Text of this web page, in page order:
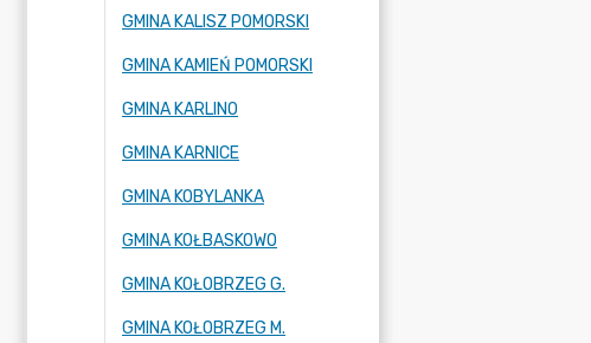
GMINA KALISZ POMORSKI
GMINA KAMIEŃ POMORSKI
GMINA KARLINO
GMINA KARNICE
GMINA KOBYLANKA
GMINA KOŁBASKOWO
GMINA KOŁOBRZEG G.
GMINA KOŁOBRZEG M.